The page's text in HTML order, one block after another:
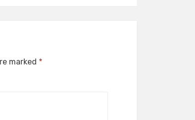
marked *